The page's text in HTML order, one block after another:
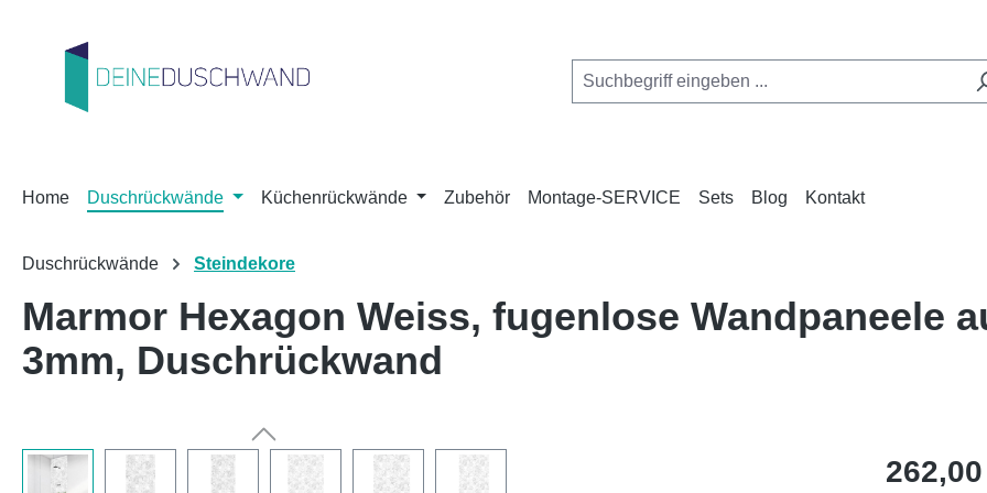
Home Duschrückwände Küchenrückwände Zubehör Montage-SERVICE Sets Blog Kontakt
Duschrückwände Steindekore
Marmor Hexagon Weiss, fugenlose Wandpaneele
3mm, Duschrückwand
Regulärer